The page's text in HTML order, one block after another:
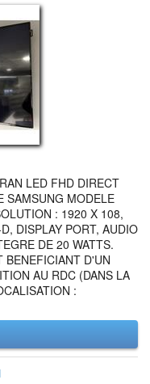
LED FHD DIRECT
SAMSUNG MODELE
: 1920 X 108,
DISPLAY PORT, AUDIO
DE 20 WATTS.
BENEFICIANT D'UN
AU RDC (DANS LA
: